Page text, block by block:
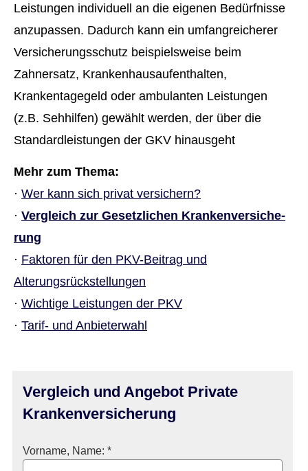
Leistungen individuell an die eigenen Bedürfnisse
anzupassen. Dadurch kann ein umfangreicherer
Versicherungsschutz beispielsweise beim
Zahnersatz, Krankenhausaufenthalten,
Krankentagegeld oder ambulanten Leistungen
(z.B. Sehhilfen) gewählt werden, der über die
Standardleistungen der GKV hinausgeht
Mehr zum Thema:
· Wer kann sich privat ver­sichern?
· Vergleich zur Gesetzlichen Kranken­ver­si­che­
rung
· Faktoren für den PKV-Beitrag und
Alterungsrückstellungen
· Wichtige Leistungen der PKV
· Tarif- und Anbieterwahl
Vergleich und Angebot Private
Kranken­ver­si­che­rung
Vorname, Name: *